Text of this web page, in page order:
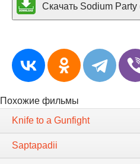
Скачать Sodium Party
Похожие фильмы
Knife to a Gunfight
Saptapadii